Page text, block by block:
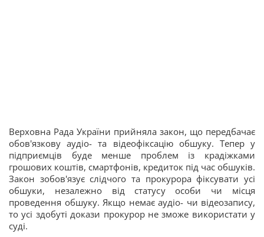
Верховна Рада України прийняла закон, що передбачає
обов'язкову аудіо- та відеофіксацію обшуку. Тепер у
підприємців буде менше проблем із крадіжками
грошових коштів, смартфонів, кредиток під час обшуків.
Закон зобов'язує слідчого та прокурора фіксувати усі
обшуки, незалежно від статусу особи чи місця
проведення обшуку. Якщо немає аудіо- чи відеозапису,
то усі здобуті докази прокурор не зможе використати у
суді.